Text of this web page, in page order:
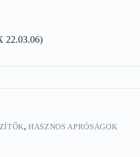
22.03.06)
,HASZNOS APRÓSÁGOK